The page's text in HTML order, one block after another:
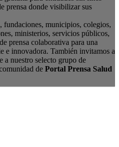
prensa donde visibilizar sus
fundaciones, municipios, colegios,
ministerios, servicios públicos,
prensa colaborativa para una
e innovadora. También invitamos a
a nuestro selecto grupo de
de Portal Prensa Salud